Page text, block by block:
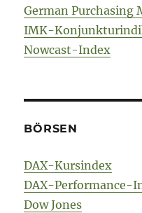
German Purchasing
IMK-
Nowcast-Index
BÖRSEN
DAX-Kursindex
DAX-Performance-
Dow Jones